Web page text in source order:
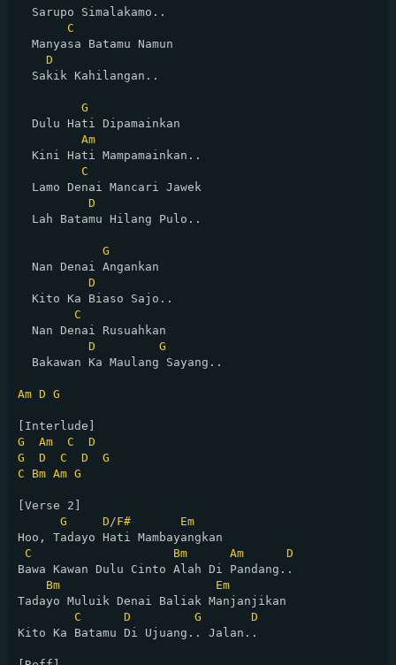
  Sarupo Simalakamo..
C
  Manyasa Batamu Namun
D
  Sakik Kahilangan..
G
  Dulu Hati Dipamainkan
Am
  Kini Hati Mampamainkan..
C
  Lamo Denai Mancari Jawek
D
  Lah Batamu Hilang Pulo..
G
  Nan Denai Angankan
D
  Kito Ka Biaso Sajo..
C
  Nan Denai Rusuahkan
D
G
  Bakawan Ka Maulang Sayang..
Am D G
G
Am C
D
G
D C D
G
C
Bm Am G
[Verse 2]
G
D /F#
Em
Hoo, Tadayo Hati Mambayangkan
C
Bm Am
D
Bawa Kawan Dulu Cinto Alah Di Pandang..
Bm
Em
Tadayo Muluik Denai Baliak Manjanjikan
C
D G
D
Kito Ka Batamu Di Ujuang.. Jalan..